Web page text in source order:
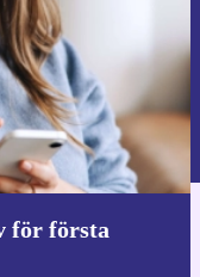
för första
finns i vår
appen